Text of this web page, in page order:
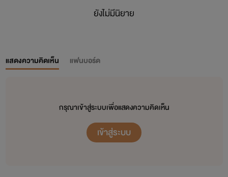
ยังไม่มีนิยาย
แสดงความคิดเห็น แฟนบอร์ด
กรุณาเข้าสู่ระบบเพื่อแสดงความคิดเห็น
เข้าสู่ระบบ